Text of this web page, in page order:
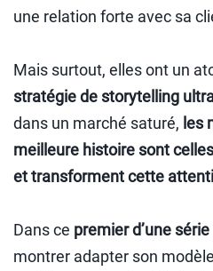
une relation forte avec sa
Mais surtout, elles ont un
stratégie de storytelling
dans un marché saturé, les
meilleure histoire sont
et transforment cette
Dans ce premier d’une
montrer adapter son